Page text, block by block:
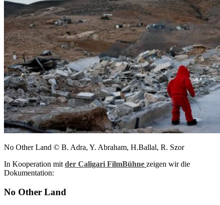
No Other Land © B. Adra, Y. Abraham, H.Ballal, R. Szor
In Kooperation mit der Caligari FilmBühne zeigen wir die
Dokumentation:
No Other Land